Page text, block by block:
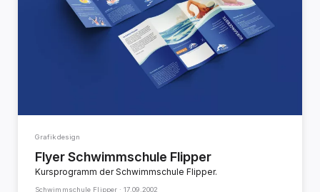
Grafikdesign
Flyer Schwimmschule Flipper
Kursprogramm der Schwimmschule Flipper.
Schwimmschule Flipper ·17.09.2002